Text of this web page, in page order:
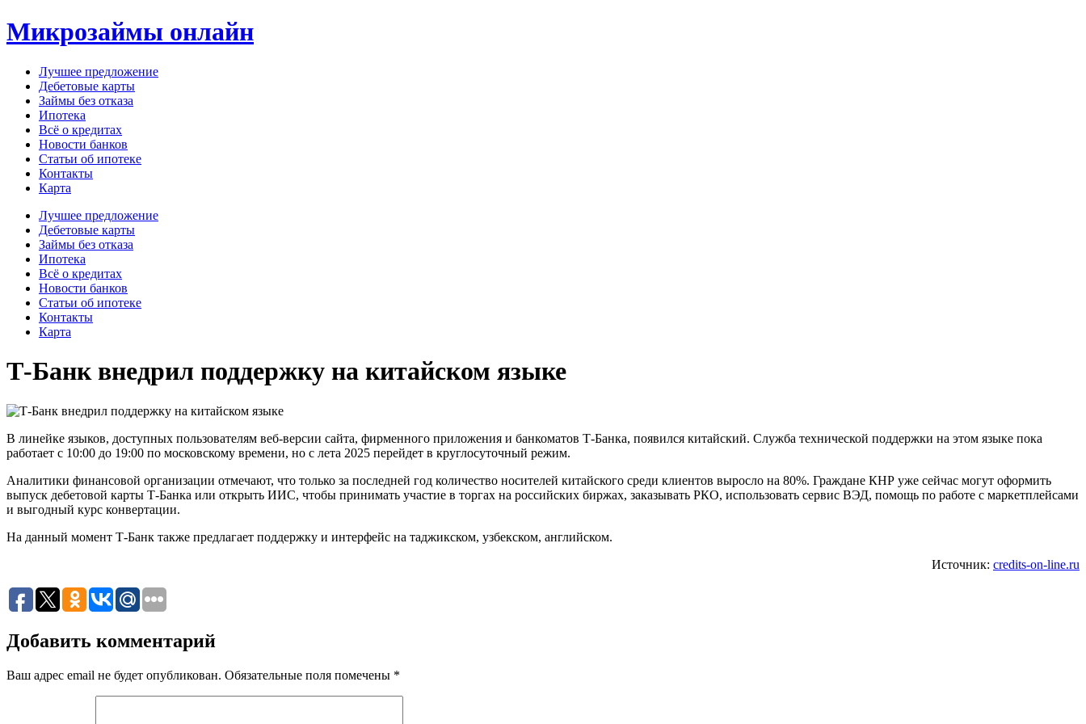
Перейти
к
Микрозаймы онлайн
Лучшее предложение
Дебетовые карты
Займы без отказа
Ипотека
Всё о кредитах
Новости банков
Статьи об ипотеке
Контакты
Карта
Меню Лучшее предложение
Дебетовые карты
Займы без отказа
Ипотека
Всё о кредитах
Новости банков
Статьи об ипотеке
Контакты
Карта
Т-Банк внедрил поддержку на китайском языке
В линейке языков, доступных пользователям веб-версии сайта, фирменного приложения и банкоматов Т-Банка, появился китайский. Служба технической поддержки на этом языке пока
работает с 10:00 до 19:00 по московскому времени, но с лета 2025 перейдет в круглосуточный режим.
Аналитики финансовой организации отмечают, что только за последней год количество носителей китайского среди клиентов выросло на 80%. Граждане КНР уже сейчас могут оформить
выпуск дебетовой карты Т-Банка или открыть ИИС, чтобы принимать участие в торгах на российских биржах, заказывать РКО, использовать сервис ВЭД, помощь по работе с маркетплейсами
и выгодный курс конвертации.
На данный момент Т-Банк также предлагает поддержку и интерфейс на таджикском, узбекском, английском.
Источник: credits-on-line.ru
Добавить комментарий
Ваш адрес email не будет опубликован. Обязательные поля помечены *